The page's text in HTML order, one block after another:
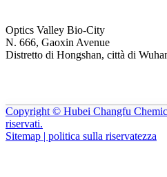
Optics Valley Bio-City
N. 666, Gaoxin Avenue
Distretto di Hongshan, città di
Copyright © Hubei Changfu
riservati.
Sitemap | politica sulla riservatezza